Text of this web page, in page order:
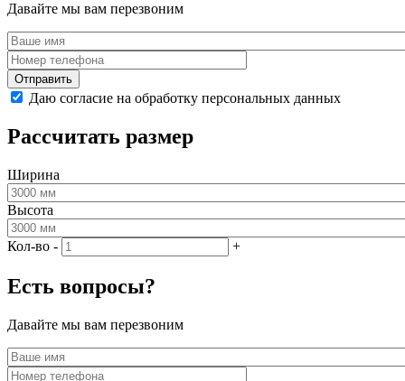
Давайте мы вам перезвоним
Даю согласие на обработку персональных данных
Рассчитать размер
Ширина
Высота
Кол-во - +
Есть вопросы?
Давайте мы вам перезвоним